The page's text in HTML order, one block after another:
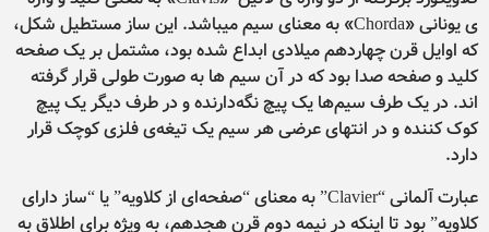
ی یونانی «Chorda» به معنای سیم میباشد. این ساز مستطیل شکل،
که اوایل قرن چهاردهم میلادی ابداع شده بود، مشتمل بر یک صفحه
کلید و صفحه صدا بود که در آن سیم ها به صورت طولی قرار گرفته
اند. در یک طرف سیم‌ها یک پیچ نگه‌دارنده و در طرف دیگر یک پیچ
کوک کننده و در انتهای عرضی هر سیم یک تیغه‌ی فلزی کوچک قرار
دارد.
عبارت آلمانی “Clavier” به معنای “صفحه‌ای از کلاویه” یا “ساز دارای
کلاویه” بود تا اینکه در نیمه دوم قرن هجدهم، به ویژه برای اطلاق به